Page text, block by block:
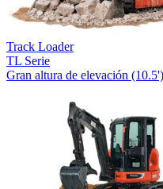
Track Loader
TL Serie
Gran altura de elevación